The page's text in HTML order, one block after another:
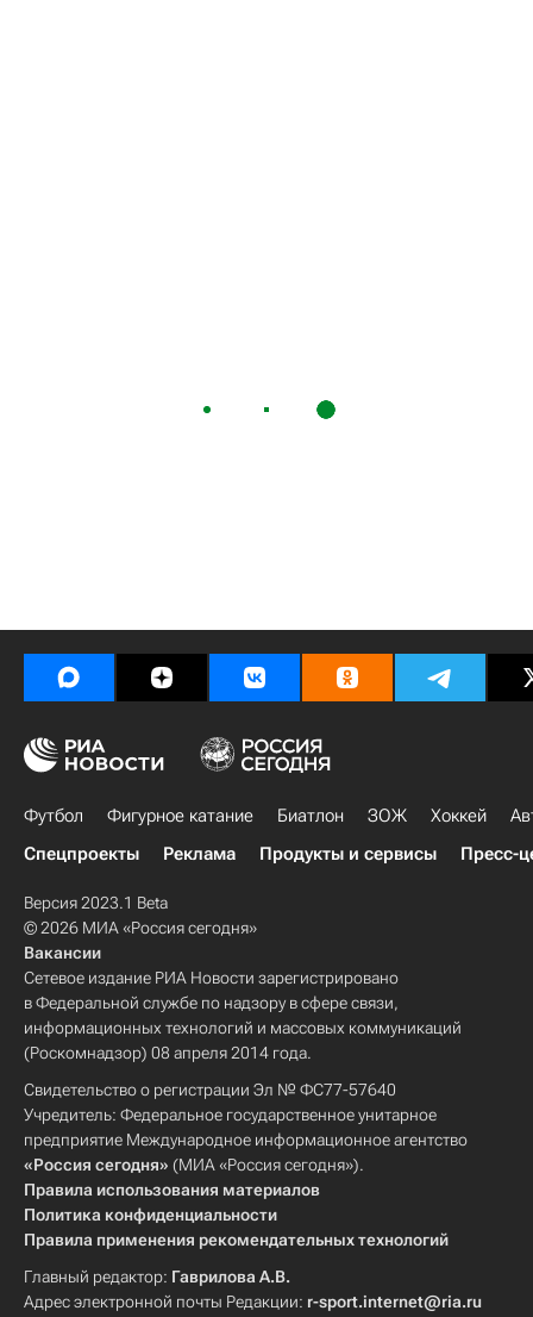
Футбол Фигурное катание Биатлон ЗОЖ Хоккей
Спецпроекты
Реклама Продукты и сервисы Пресс-
Версия 2023.1 Beta
© 2026 МИА «Россия сегодня»
Вакансии
Сетевое издание РИА Новости зарегистрировано
в Федеральной службе по надзору в сфере связи,
информационных технологий и массовых коммуникаций
(Роскомнадзор) 08 апреля 2014 года.
Свидетельство о регистрации Эл № ФС77-57640
Учредитель: Федеральное государственное унитарное
предприятие Международное информационное агентство
«Россия сегодня» (МИА «Россия сегодня»).
Правила использования материалов
Политика конфиденциальности
Правила применения рекомендательных технологий
Главный редактор: Гаврилова А.В.
Адрес электронной почты Редакции: r-sport.internet@ria.ru